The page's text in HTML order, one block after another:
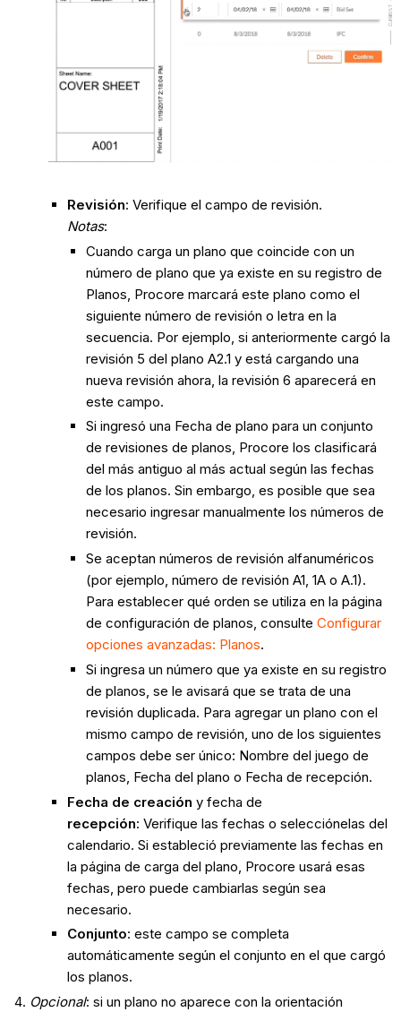
Revisión: Verifique el campo de revisión.
Notas:
Cuando carga un plano que coincide con un
número de plano que ya existe en su registro de
Planos, Procore marcará este plano como el
siguiente número de revisión o letra en la
secuencia. Por ejemplo, si anteriormente cargó la
revisión 5 del plano A2.1 y está cargando una
nueva revisión ahora, la revisión 6 aparecerá en
este campo.
Si ingresó una Fecha de plano para un conjunto
de revisiones de planos, Procore los clasificará
del más antiguo al más actual según las fechas
de los planos. Sin embargo, es posible que sea
necesario ingresar manualmente los números de
revisión.
Se aceptan números de revisión alfanuméricos
(por ejemplo, número de revisión A1, 1A o A.1).
Para establecer qué orden se utiliza en la página
de configuración de planos, consulte Configurar
opciones avanzadas: Planos.
Si ingresa un número que ya existe en su registro
de planos, se le avisará que se trata de una
revisión duplicada. Para agregar un plano con el
mismo campo de revisión, uno de los siguientes
campos debe ser único: Nombre del juego de
planos, Fecha del plano o Fecha de recepción.
Fecha de creación y fecha de
recepción: Verifique las fechas o selecciónelas del
calendario. Si estableció previamente las fechas en
la página de carga del plano, Procore usará esas
fechas, pero puede cambiarlas según sea
necesario.
Conjunto: este campo se completa
automáticamente según el conjunto en el que cargó
los planos.
Opcional: si un plano no aparece con la orientación